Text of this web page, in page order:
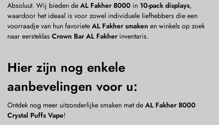
Absoluut. Wij bieden de AL Fakher 8000 in 10-pack displays,
waardoor het ideaal is voor zowel individuele liefhebbers die een
voorraadje van hun favoriete AL Fakher smaken en winkels op zoek
naar eersteklas Crown Bar AL Fakher inventaris.
Hier zijn nog enkele
aanbevelingen voor u:
Ontdek nog meer uitzonderlijke smaken met de AL Fakher 8000
Crystal Puffs Vape!